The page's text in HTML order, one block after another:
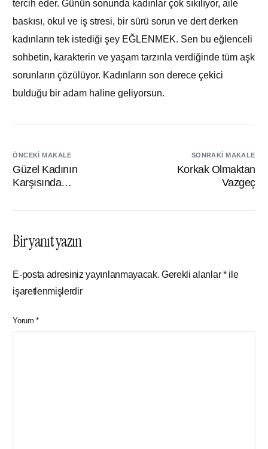
tercih eder. Günün sonunda kadınlar çok sıkılıyor, aile
baskısı, okul ve iş stresi, bir sürü sorun ve dert derken
kadınların tek istediği şey EĞLENMEK. Sen bu eğlenceli
sohbetin, karakterin ve yaşam tarzınla verdiğinde tüm aşk
sorunların çözülüyor. Kadınların son derece çekici
bulduğu bir adam haline geliyorsun.
ÖNCEKI MAKALE
Güzel Kadının
Karşısında
SONRAKI MAKALE
Korkak Olmaktan
Vazgeç
Bir yanıt yazın
E-posta adresiniz yayınlanmayacak. Gerekli alanlar*ile
işaretlenmişlerdir
Yorum*